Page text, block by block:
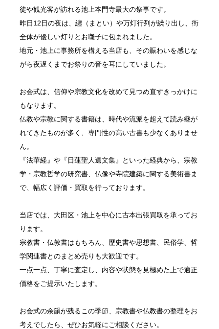
徒や観光客が訪れる池上本門寺最大の祭事です。
昨日12日の夜は、纏（まとい）や万灯行列が繰り出し、街
全体が優しい灯りとお囃子に包まれました。
地元・池上に事務所を構える当店も、その賑わいを感じな
がら夜遅くまでお祭りの音を耳にしていました。
お会式は、信仰や宗教文化を改めて見つめ直すきっかけに
もなります。
仏教や宗教に関する書籍は、時代や流派を超えて読み継が
れてきたものが多く、専門性の高い古書も少なくありませ
ん。
『法華経』や『日蓮聖人遺文集』といった経典から、宗教
学・宗教哲学の研究書、仏像や寺院建築に関する美術書ま
で、幅広く評価・買取を行っております。
当店では、大田区・池上を中心に古本出張買取を承ってお
ります。
宗教書・仏教書はもちろん、歴史書や思想書、民俗学、哲
学関連書とのまとめ売りも大歓迎です。
一点一点、丁寧に査定し、内容や状態を見極めた上で適正
価格をご提示いたします。
お会式の余韻が残るこの季節、宗教書や仏教書の整理をお
考えでしたら、ぜひお気軽にご相談ください。